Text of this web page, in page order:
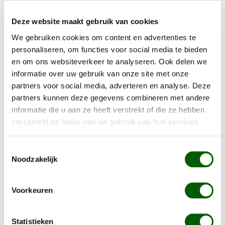
Deze website maakt gebruik van cookies
We gebruiken cookies om content en advertenties te
personaliseren, om functies voor social media te bieden
en om ons websiteverkeer te analyseren. Ook delen we
informatie over uw gebruik van onze site met onze
partners voor social media, adverteren en analyse. Deze
partners kunnen deze gegevens combineren met andere
informatie die u aan ze heeft verstrekt of die ze hebben
verzameld op basis van uw gebruik van hun services.
Noodzakelijk
Voorkeuren
Statistieken
800gr. verpakking Nero Gold Lam & Rijst
Nero Pure 100% vlees sticks 100gr
Nero Pure 100% vlees trainers 70gr
Nero Gold maatbeker
Nero Gold kortingsvoucher
Informatie over Nero Gold
voegen van het extra receptuur uitsluitend een
samen met je hond te proberen.
Voor advies op maat kunt u informatie over uw hond